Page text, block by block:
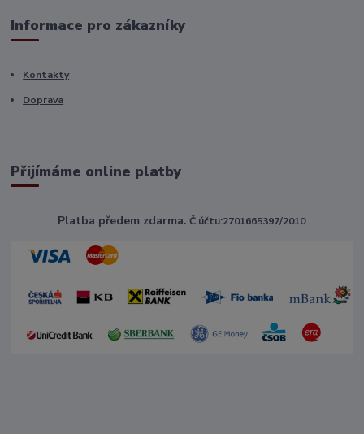
Informace pro zákazníky
Kontakty
Doprava
Přijímáme online platby
Platba předem zdarma. Č.účtu:2701665397/2010